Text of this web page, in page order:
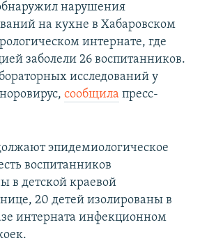
нарушения
на кухне в Хабаровском
интернате, где
заболели 26 воспитанников.
исследований у
сообщила пресс-
эпидемиологическое
воспитанников
в детской краевой
20 детей изолированы в
интерната инфекционном